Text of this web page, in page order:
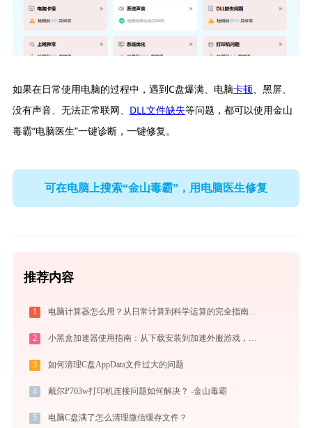
如果在日常使用电脑的过程中，遇到C盘爆满、电脑卡顿、黑屏、
没有声音、无法正常联网、 DLL文件缺失等问题，都可以使用金山
毒霸“电脑医生”一键诊断，一键修复。
可在电脑上搜索“金山毒霸”，用电脑医生修复
推荐内容
1 电脑计算器怎么用？从日常计算到科学运算的完全指南（附隐藏功能）
2 小黑盒加速器使用指南：从下载安装到加速外服游戏，免费版够用吗
3 如何清理C盘AppData文件过大的问题
4 戴尔P703w打印机连接问题如何解决？ -金山毒霸
5 电脑C盘满了怎么清理微信缓存文件？